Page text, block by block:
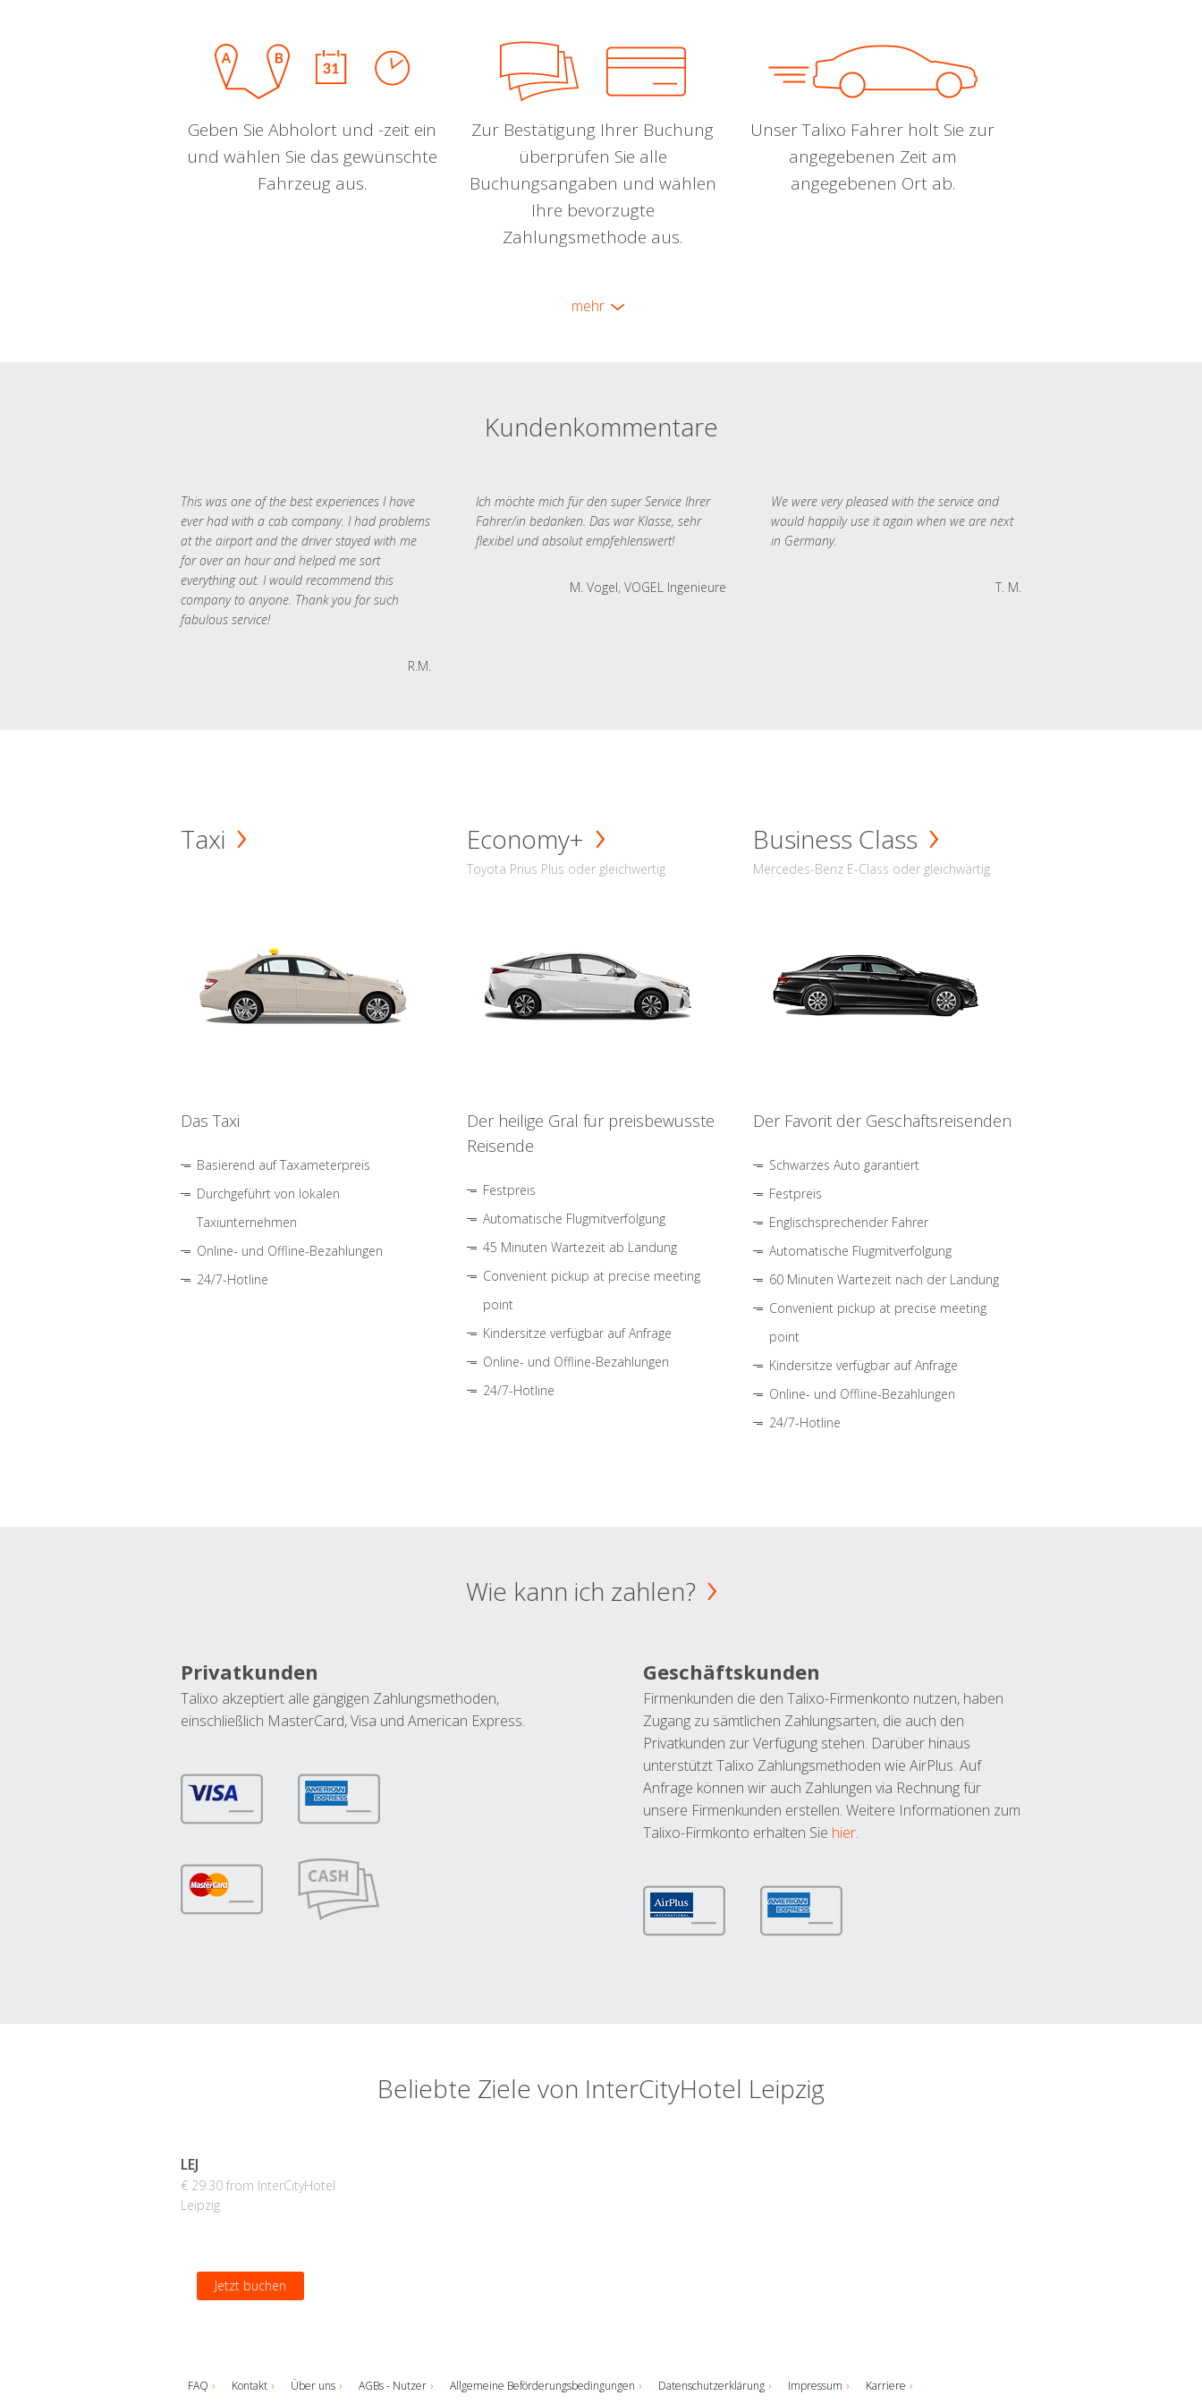
Geben Sie Abholort und -zeit ein
und wählen Sie das gewünschte
Fahrzeug aus.
Zur Bestätigung Ihrer Buchung
überprüfen Sie alle
Buchungsangaben und wählen
Ihre bevorzugte
Zahlungsmethode aus.
Unser Talixo Fahrer holt Sie zur
angegebenen Zeit am
angegebenen Ort ab.
mehr
Kundenkommentare
This was one of the best experiences I have
ever had with a cab company. I had problems
at the airport and the driver stayed with me
for over an hour and helped me sort
everything out. I would recommend this
company to anyone. Thank you for such
fabulous service!
R.M.
Ich möchte mich für den super Service Ihrer
Fahrer/in bedanken. Das war Klasse, sehr
flexibel und absolut empfehlenswert!
M. Vogel, VOGEL Ingenieure
We were very pleased with the service and
would happily use it again when we are next
in Germany.
T. M.
Taxi
Das Taxi
Basierend auf Taxameterpreis
Durchgeführt von lokalen
Taxiunternehmen
Online- und Offline-Bezahlungen
24/7-Hotline
Economy+
Toyota Prius Plus oder gleichwertig
Der heilige Gral für preisbewusste
Reisende
Festpreis
Automatische Flugmitverfolgung
45 Minuten Wartezeit ab Landung
Convenient pickup at precise meeting
point
Kindersitze verfügbar auf Anfrage
Online- und Offline-Bezahlungen
24/7-Hotline
Business Class
Mercedes-Benz E-Class oder gleichwärtig
Der Favorit der Geschäftsreisenden
Schwarzes Auto garantiert
Festpreis
Englischsprechender Fahrer
Automatische Flugmitverfolgung
60 Minuten Wartezeit nach der Landung
Convenient pickup at precise meeting
point
Kindersitze verfügbar auf Anfrage
Online- und Offline-Bezahlungen
24/7-Hotline
Wie kann ich zahlen?
Privatkunden
Talixo akzeptiert alle gängigen Zahlungsmethoden,
einschließlich MasterCard, Visa und American Express.
Geschäftskunden
Firmenkunden die den Talixo-Firmenkonto nutzen, haben
Zugang zu sämtlichen Zahlungsarten, die auch den
Privatkunden zur Verfügung stehen. Darüber hinaus
unterstützt Talixo Zahlungsmethoden wie AirPlus. Auf
Anfrage können wir auch Zahlungen via Rechnung für
unsere Firmenkunden erstellen. Weitere Informationen zum
Talixo-Firmkonto erhalten Sie hier.
Beliebte Ziele von InterCityHotel Leipzig
LEJ
€ 29.30 from InterCityHotel
Leipzig
Jetzt buchen
FAQ Kontakt Über uns AGBs - Nutzer Allgemeine Beförderungsbedingungen Datenschutzerklärung Impressum Karriere